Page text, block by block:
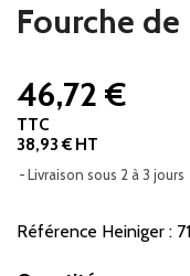
Fourche
46,72 €
TTC
38,93 € HT
Livraison sous 2 à 3 jours
Référence Heiniger :